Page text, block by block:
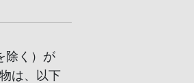
除く）が
は、以下